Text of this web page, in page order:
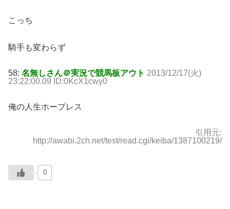
こっち
騎手も変わらず
58: 名無しさん＠実況で競馬板アウト 2013/12/17(火)
23:22:00.09 ID:0KcX1cwy0
俺の人生ホープレス
引用元:
http://awabi.2ch.net/test/read.cgi/keiba/1387100219/
0